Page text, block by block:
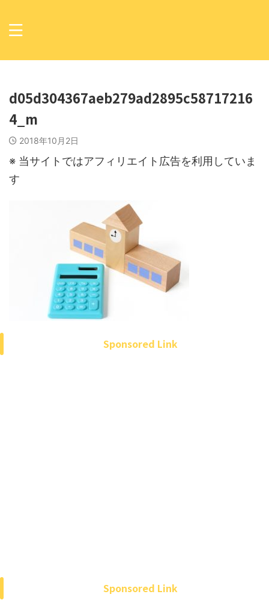
d05d304367aeb279ad2895c58717216
4_m
2018年10月2日
※ 当サイトではアフィリエイト広告を利用していま
す
Sponsored Link
Sponsored Link